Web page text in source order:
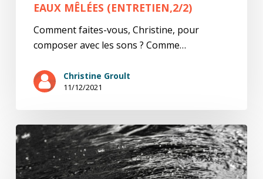
EAUX MÊLÉES (ENTRETIEN,2/2)
Comment faites-vous, Christine, pour
composer avec les sons ? Comme…
Christine Groult
11/12/2021
Eaux
mêlées
(entretien,1/2)